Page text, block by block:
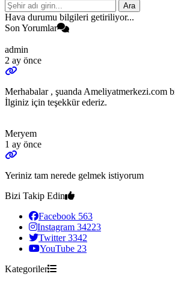
Ara
Hava durumu bilgileri getiriliyor...
Son Yorumlar
admin
2 ay önce
Merhabalar , şuanda Ameliyatmerkezi.com
İlginiz için teşekkür ederiz.
Meryem
1 ay önce
Yeriniz tam nerede gelmek istiyorum
Bizi Takip Edin
Facebook 563
Instagram 34223
Twitter 3342
YouTube 23
Kategoriler